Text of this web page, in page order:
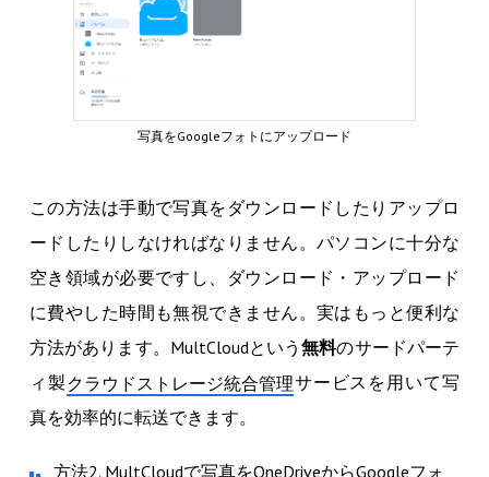
写真をGoogleフォトにアップロード
この方法は手動で写真をダウンロードしたりアップロ
ードしたりしなければなりません。パソコンに十分な
空き領域が必要ですし、ダウンロード・アップロード
に費やした時間も無視できません。実はもっと便利な
方法があります。MultCloudという無料のサードパーテ
ィ製 クラウドストレージ統合管理サービスを用いて写
真を効率的に転送できます。
方法2. MultCloudで写真をOneDriveからGoogleフォ